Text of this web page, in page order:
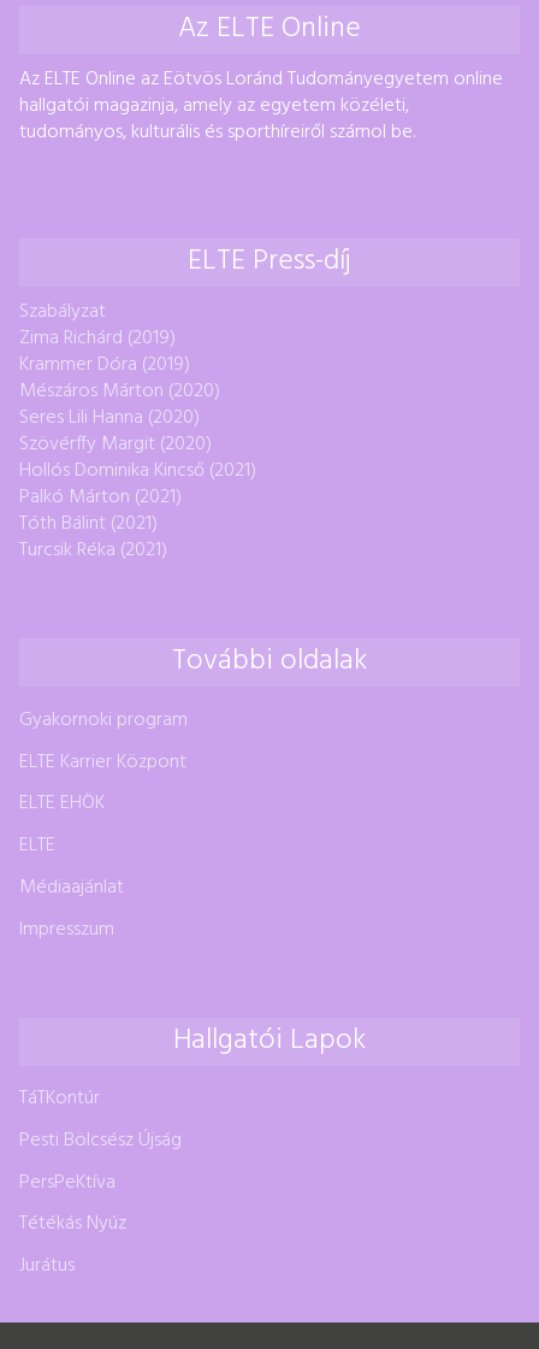
Az ELTE Online
Az ELTE Online az Eötvös Loránd Tudományegyetem online
hallgatói magazinja, amely az egyetem közéleti,
tudományos, kulturális és sporthíreiről számol be.
ELTE Press-díj
Szabályzat
Zima Richárd (2019)
Krammer Dóra (2019)
Mészáros Márton (2020)
Seres Lili Hanna (2020)
Szövérffy Margit (2020)
Hollós Dominika Kincső (2021)
Palkó Márton (2021)
Tóth Bálint (2021)
Turcsik Réka (2021)
További oldalak
Gyakornoki program
ELTE Karrier Központ
ELTE EHÖK
ELTE
Médiaajánlat
Impresszum
Hallgatói Lapok
TáTKontúr
Pesti Bölcsész Újság
PersPeKtíva
Tétékás Nyúz
Jurátus